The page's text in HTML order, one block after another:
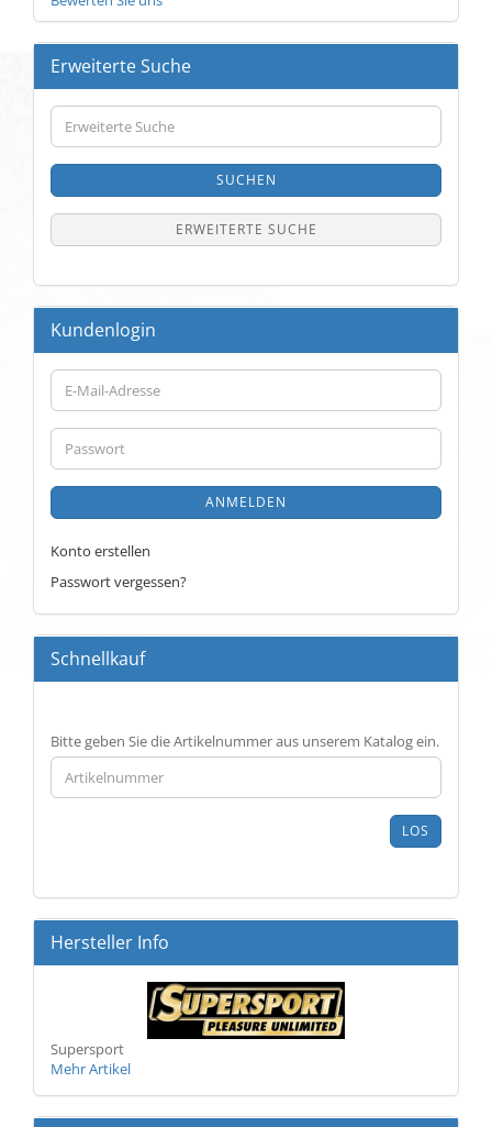
Erweiterte Suche
Erweiterte
Suche
SUCHEN
ERWEITERTE SUCHE
Kundenlogin
E-
Mail-
Adresse
Passwort
ANMELDEN
Konto erstellen
Passwort vergessen?
Schnellkauf
BITTE
GEBEN
SIE
DIE
EIN.
Bitte geben Sie die Artikelnummer aus unserem Katalog ein.
LOS
Hersteller Info
Supersport
Mehr Artikel